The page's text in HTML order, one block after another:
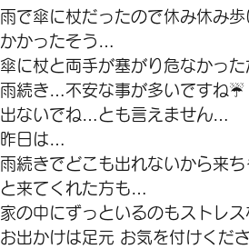
雨で傘に杖だったので休み休み
かかったそう…
傘に杖と両手が塞がり危なかっ
雨続き…不安な事が多いですね☔
出ないでね…とも言えません…
昨日は…
雨続きでどこも出れないから来ち
と来てくれた方も…
家の中にずっといるのもストレ
お出かけは足元 お気を付けくだ